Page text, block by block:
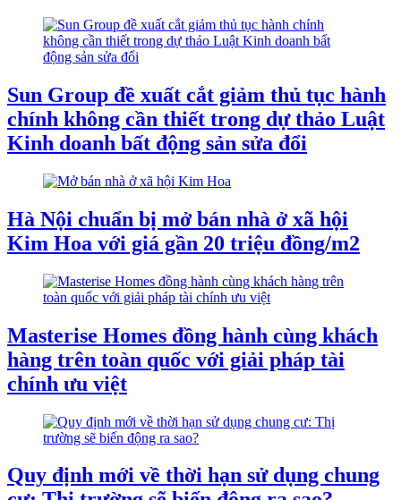
Sun Group đề xuất cắt giảm thủ tục hành
chính không cần thiết trong dự thảo Luật
Kinh doanh bất động sản sửa đổi
Hà Nội chuẩn bị mở bán nhà ở xã hội
Kim Hoa với giá gần 20 triệu đồng/m2
Masterise Homes đồng hành cùng khách
hàng trên toàn quốc với giải pháp tài
chính ưu việt
Quy định mới về thời hạn sử dụng chung